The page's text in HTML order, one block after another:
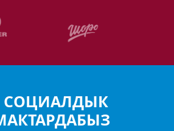
СОЦИАЛДЫК